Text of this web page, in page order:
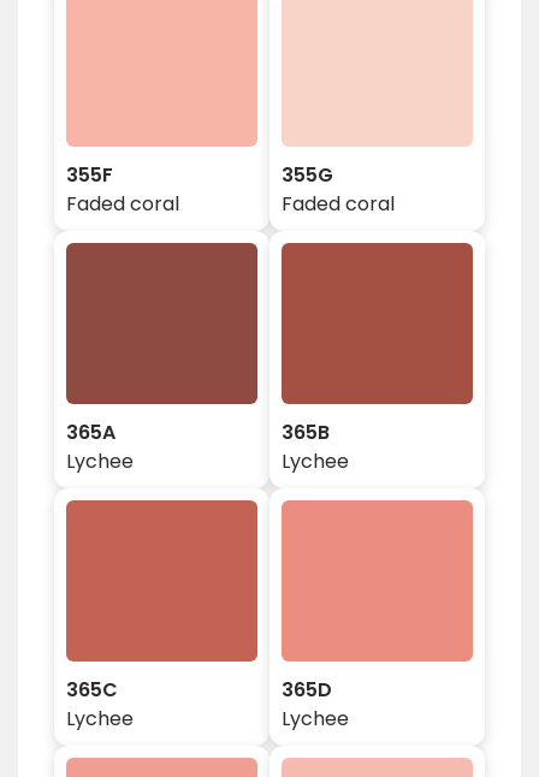
355F
Faded coral
355G
Faded coral
365A
Lychee
365B
Lychee
365C
Lychee
365D
Lychee